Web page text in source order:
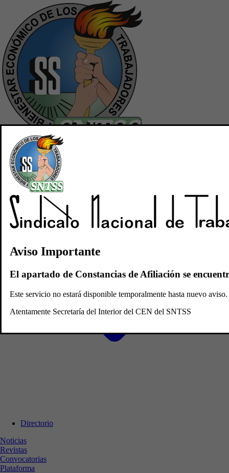
Inicio
Quiénes Somos
Directorio
Noticias
Revistas
Convocatorias
Plataforma
Aviso Importante
El apartado de Constancias de Afiliación se
Este servicio no estará disponible temporalmente hasta nuevo
Atentamente Secretaría del Interior del CEN del SNTSS